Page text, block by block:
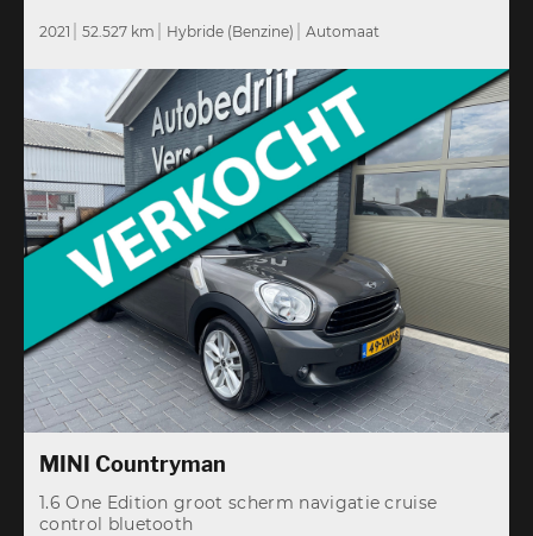
2021 52.527 km Hybride (Benzine) Automaat
MINI Countryman
1.6 One Edition groot scherm navigatie cruise
control bluetooth